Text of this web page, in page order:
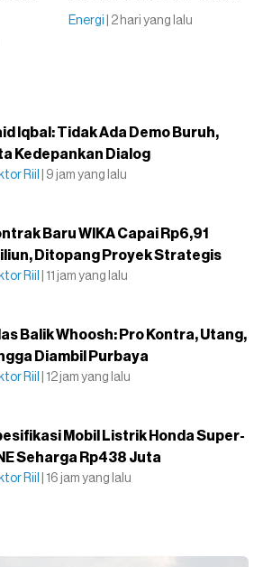
Energi | 2 hari yang lalu
Iqbal: Tidak Ada Demo Buruh,
Kedepankan Dialog
Riil | 9 jam yang lalu
Baru WIKA Capai Rp6,91
Ditopang Proyek Strategis
Riil | 11 jam yang lalu
Balik Whoosh: Pro Kontra, Utang,
Diambil Purbaya
Riil | 12 jam yang lalu
Mobil Listrik Honda Super-
Seharga Rp438 Juta
Riil | 16 jam yang lalu